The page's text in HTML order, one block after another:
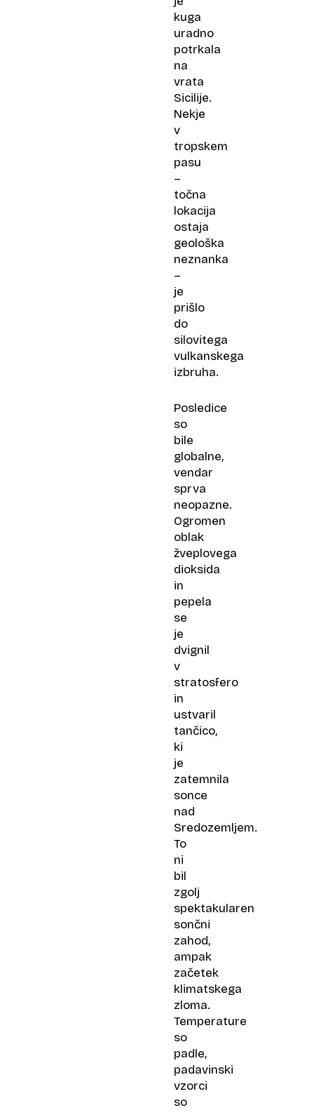
kuga
uradno
potrkala
na
vrata
Sicilije.
Nekje
v
tropskem
pasu
–
točna
lokacija
ostaja
geološka
neznanka
–
je
prišlo
do
silovitega
vulkanskega
izbruha.
Posledice
so
bile
globalne,
vendar
sprva
neopazne.
Ogromen
oblak
žveplovega
dioksida
in
pepela
se
je
dvignil
v
stratosfero
in
ustvaril
tančico,
ki
je
zatemnila
sonce
nad
Sredozemljem.
To
ni
bil
zgolj
spektakularen
sončni
zahod,
ampak
začetek
klimatskega
zloma.
Temperature
so
padle,
padavinski
vzorci
so